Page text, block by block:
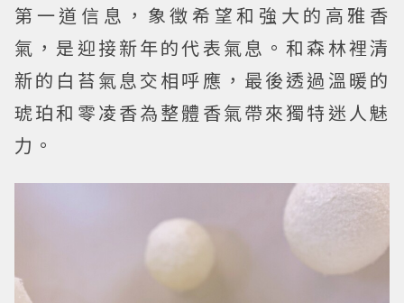
第一道信息，象徵希望和強大的高雅香
氣，是迎接新年的代表氣息。和森林裡清
新的白苔氣息交相呼應，最後透過溫暖的
琥珀和零凌香為整體香氣帶來獨特迷人魅
力。